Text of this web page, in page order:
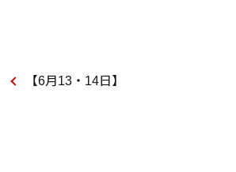
【6月13・14日】